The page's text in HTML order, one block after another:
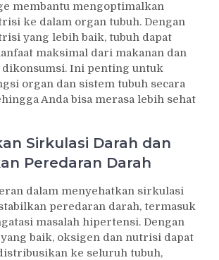
membantu mengoptimalkan
ke dalam organ tubuh. Dengan
yang lebih baik, tubuh dapat
maksimal dari makanan dan
dikonsumsi. Ini penting untuk
organ dan sistem tubuh secara
Anda bisa merasa lebih sehat
Sirkulasi Darah dan
Peredaran Darah
dalam menyehatkan sirkulasi
peredaran darah, termasuk
masalah hipertensi. Dengan
baik, oksigen dan nutrisi dapat
ke seluruh tubuh,